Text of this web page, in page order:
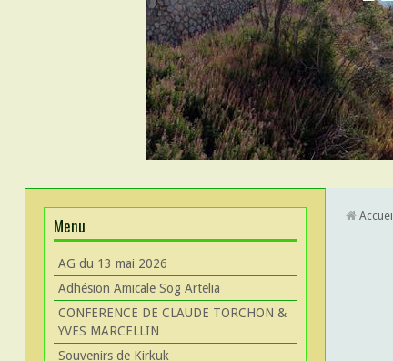
Menu
AG du 13 mai 2026
Adhésion Amicale Sog Artelia
CONFERENCE DE CLAUDE TORCHON &
YVES MARCELLIN
Souvenirs de Kirkuk
Accueil